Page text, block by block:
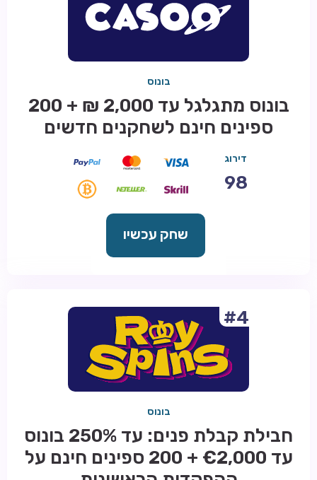
בונוס
בונוס מתגלגל עד 2,000 ₪ + 200
ספינים חינם לשחקנים חדשים
דירוג
98
שחק עכשיו
#4
בונוס
חבילת קבלת פנים: עד 250% בונוס
עד €2,000 + 200 ספינים חינם על